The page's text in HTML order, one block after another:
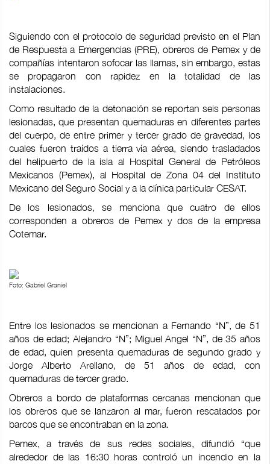
Siguiendo con el protocolo de seguridad previsto en el Plan
de Respuesta a Emergencias (PRE), obreros de Pemex y de
compañías intentaron sofocar las llamas, sin embargo, estas
se propagaron con rapidez en la totalidad de las
instalaciones.
Como resultado de la detonación se reportan seis personas
lesionadas, que presentan quemaduras en diferentes partes
del cuerpo, de entre primer y tercer grado de gravedad, los
cuales fueron traídos a tierra vía aérea, siendo trasladados
del helipuerto de la isla al Hospital General de Petróleos
Mexicanos (Pemex), al Hospital de Zona 04 del Instituto
Mexicano del Seguro Social y a la clínica particular CESAT.
De los lesionados, se menciona que cuatro de ellos
corresponden a obreros de Pemex y dos de la empresa
Cotemar.
Foto: Gabriel Graniel
Entre los lesionados se mencionan a Fernando “N”, de 51
años de edad; Alejandro “N”; Miguel Angel “N”, de 35 años
de edad, quien presenta quemaduras de segundo grado y
Jorge Alberto Arellano, de 51 años de edad, con
quemaduras de tercer grado.
Obreros a bordo de plataformas cercanas mencionan que
los obreros que se lanzaron al mar, fueron rescatados por
barcos que se encontraban en la zona.
Pemex, a través de sus redes sociales, difundió “que
alrededor de las 16:30 horas controló un incendio en la